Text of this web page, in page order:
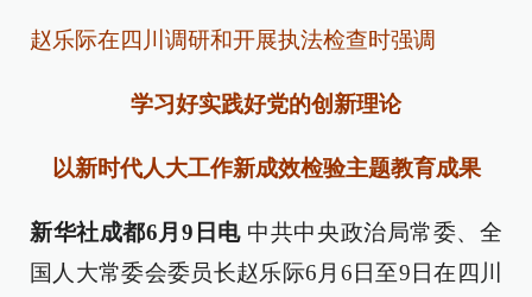
赵乐际在四川调研和开展执法检查时强调
学习好实践好党的创新理论
以新时代人大工作新成效检验主题教育成果
新华社成都6月9日电中共中央政治局常委、全
国人大常委会委员长赵乐际6月6日至9日在四川